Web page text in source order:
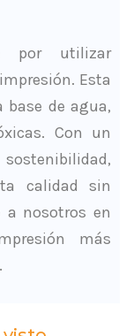
por utilizar
Esta
de agua,
Con un
calidad sin
a nosotros en
más